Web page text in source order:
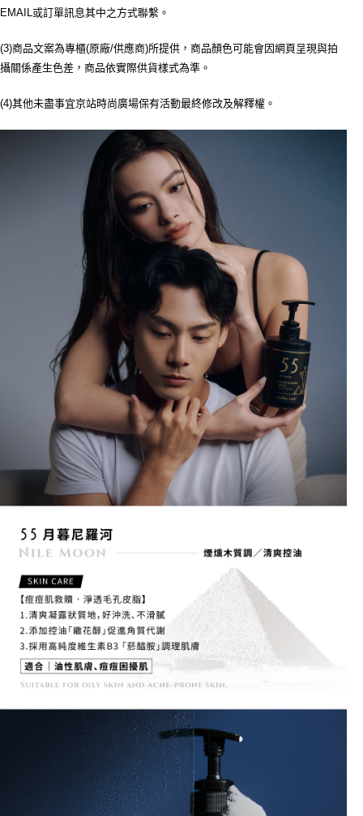
https://aftee.tw/terms/#terms3
任。
４．使用「AFTEE先享後付」時，將依據個別帳號之用戶狀況，依本公司即
請求用戶進行身份認證。
５．嚴禁一人註冊多個帳號或使用他人資訊註冊。若發現惡意使用之情形，
EMAIL或訂單訊息其中之方式聯繫。
(3)商品文案為專櫃(原廠/供應商)所提供，商品顏色可能會因網頁呈現與拍
攝關係產生色差，商品依實際供貨樣式為準。
(4)其他未盡事宜京站時尚廣場保有活動最終修改及解釋權。